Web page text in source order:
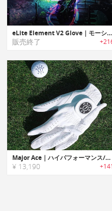
eLite Element V2 Glove｜モーションで色を操るグローブ「eLiteエレメントV2グローブ」
販売終了
Major Ace｜ハイパフォーマンス/最高の使い心地のゴルフグローブ「メジャーエース」
¥ 13,190